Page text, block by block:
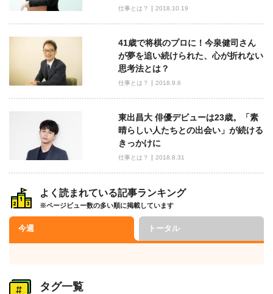
仕事とは？ 2018.10.19
41歳で将棋のプロに！今泉健司さん
が夢を追い続けられた、心が折れない
思考法とは？
仕事とは？ 2018.9.6
東出昌大 俳優デビューは23歳。「素
晴らしい人たちとの出会い」が続ける
きっかけに
仕事とは？ 2018.8.31
よく読まれている記事ランキング
※ページビュー数の多い順に掲載しています
今週 トータル
タグ一覧